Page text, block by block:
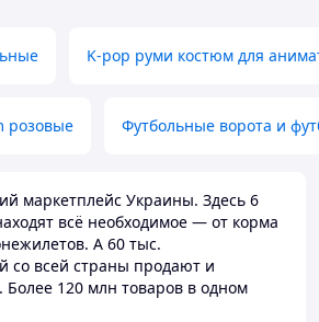
K-pop руми костюм для
розовые Футбольные ворота и
маркетплейс Украины. Здесь 6
всё необходимое — от корма
А 60 тыс.
со всей страны продают и
Более 120 млн товаров в одном